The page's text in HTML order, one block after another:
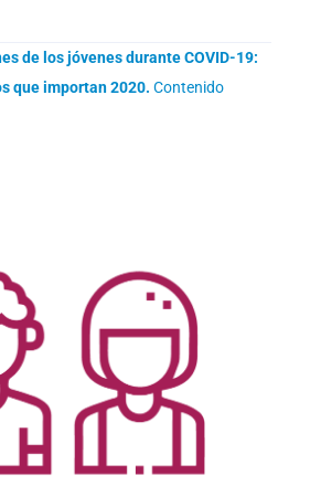
de los jóvenes durante COVID-19:
que importan 2020. Contenido